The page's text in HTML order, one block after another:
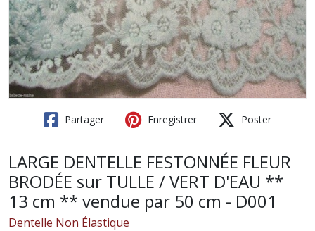
Partager Enregistrer Poster
LARGE DENTELLE FESTONNÉE FLEUR
BRODÉE sur TULLE / VERT D'EAU **
13 cm ** vendue par 50 cm - D001
Dentelle Non Élastique